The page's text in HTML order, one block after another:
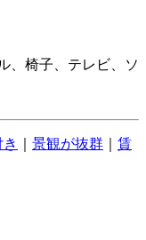
、椅子、テレビ、ソ
景観が抜群
賃